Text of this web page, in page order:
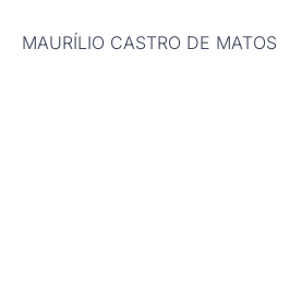
MAURÍLIO CASTRO DE MATOS